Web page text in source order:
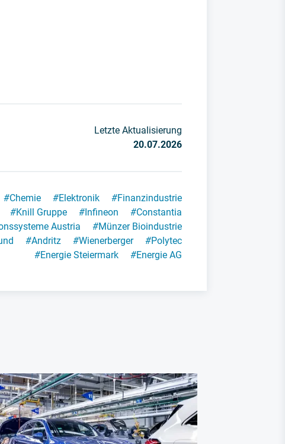
Letzte Aktualisierung
20.07.2026
#Chemie #Elektronik #Finanzindustrie
#Knill Gruppe #Infineon #Constantia
Austria #Münzer Bioindustrie
#Andritz #Wienerberger #Polytec
#Energie Steiermark #Energie AG